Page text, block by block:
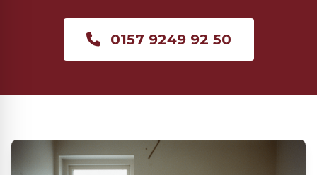
0157 9249 92 50